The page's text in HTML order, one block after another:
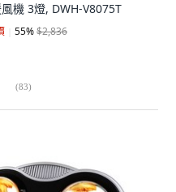
機 3燈, DWH-V8075T
55%$2,836
(83)